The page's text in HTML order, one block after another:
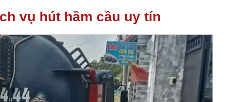
vụ hút hầm cầu uy tín